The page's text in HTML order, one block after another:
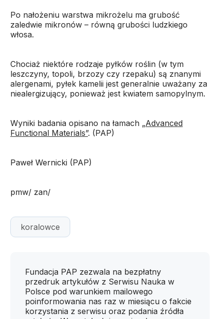
Po nałożeniu warstwa mikrożelu ma grubość
zaledwie mikronów – równą grubości ludzkiego
włosa.
Chociaż niektóre rodzaje pyłków roślin (w tym
leszczyny, topoli, brzozy czy rzepaku) są znanymi
alergenami, pyłek kamelii jest generalnie uważany za
niealergizujący, ponieważ jest kwiatem samopylnym.
Wyniki badania opisano na łamach „Advanced
Functional Materials”. (PAP)
Paweł Wernicki (PAP)
pmw/ zan/
koralowce
Fundacja PAP zezwala na bezpłatny
przedruk artykułów z Serwisu Nauka w
Polsce pod warunkiem mailowego
poinformowania nas raz w miesiącu o fakcie
korzystania z serwisu oraz podania źródła